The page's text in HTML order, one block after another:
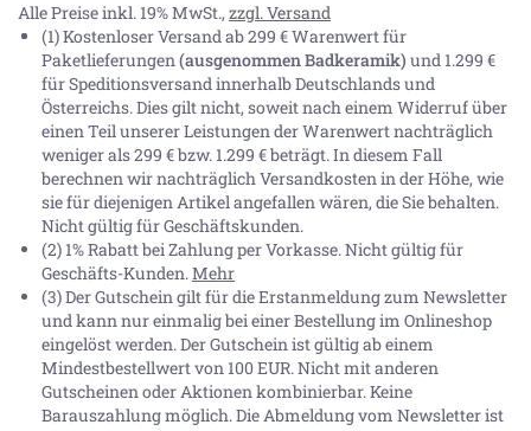
Alle Preise inkl. 19% MwSt., zzgl. Versand
(1) Kostenloser Versand ab 299 € Warenwert für
Paketlieferungen(ausgenommen Badkeramik) und 1.299 €
für Speditionsversand innerhalb Deutschlands und
Österreichs. Dies gilt nicht, soweit nach einem Widerruf über
einen Teil unserer Leistungen der Warenwert nachträglich
weniger als 299 € bzw. 1.299 € beträgt. In diesem Fall
berechnen wir nachträglich Versandkosten in der Höhe, wie
sie für diejenigen Artikel angefallen wären, die Sie behalten.
Nicht gültig für Geschäftskunden.
(2) 1% Rabatt bei Zahlung per Vorkasse. Nicht gültig für
Geschäfts-Kunden.Mehr
(3) Der Gutschein gilt für die Erstanmeldung zum Newsletter
und kann nur einmalig bei einer Bestellung im Onlineshop
eingelöst werden. Der Gutschein ist gültig ab einem
Mindestbestellwert von 100 EUR. Nicht mit anderen
Gutscheinen oder Aktionen kombinierbar. Keine
Barauszahlung möglich. Die Abmeldung vom Newsletter ist